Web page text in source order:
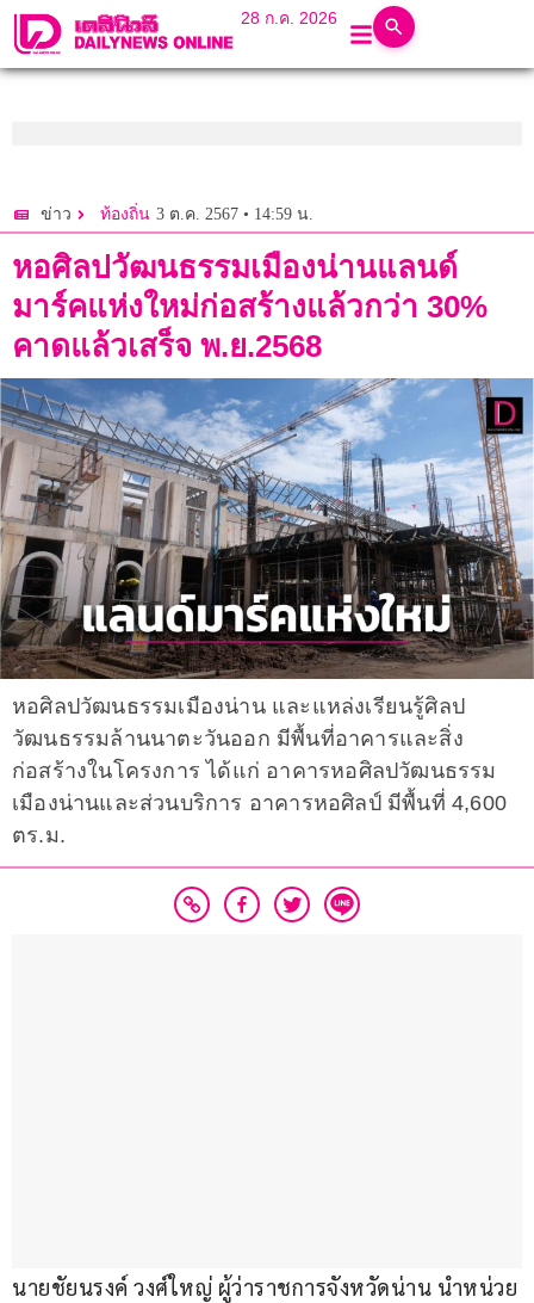
28 ก.ค. 2026
ข่าว ท้องถิ่น 3 ต.ค. 2567 • 14:59 น.
หอศิลปวัฒนธรรมเมืองน่านแลนด์
มาร์คแห่งใหม่ก่อสร้างแล้วกว่า 30%
คาดแล้วเสร็จ พ.ย.2568
หอศิลปวัฒนธรรมเมืองน่าน และแหล่งเรียนรู้ศิลป
วัฒนธรรมล้านนาตะวันออก มีพื้นที่อาคารและสิ่ง
ก่อสร้างในโครงการ ได้แก่ อาคารหอศิลปวัฒนธรรม
เมืองน่านและส่วนบริการ อาคารหอศิลป์ มีพื้นที่ 4,600
ตร.ม.
นายชัยนรงค์ วงศ์ใหญ่ ผู้ว่าราชการจังหวัดน่าน นำหน่วย